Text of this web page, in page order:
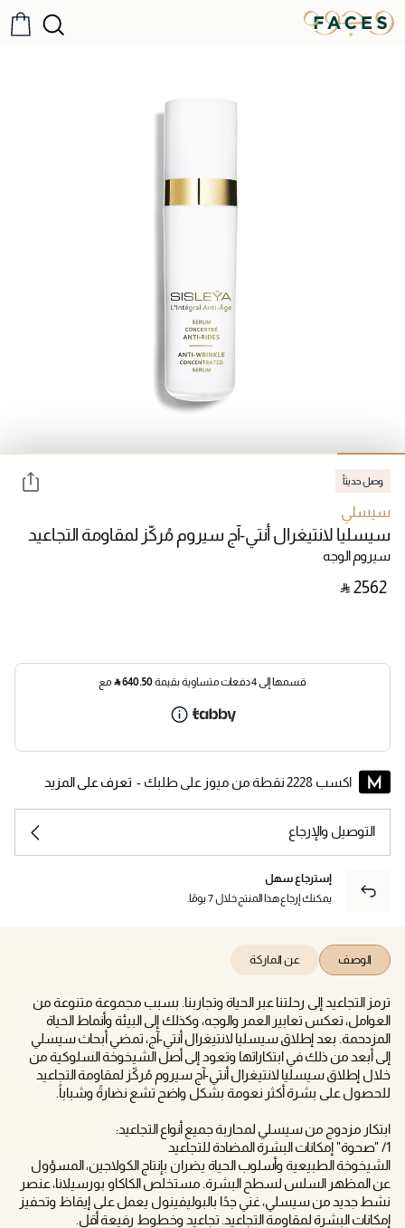
وصل حديثاً
سيسلي
سيسليا لانتيغرال أنتي-آج سيروم مُركّز لمقاومة التجاعيد
سيروم الوجه
‎ ⃁ ⁦2562⁩ ‎
قسمها إلى 4 دفعات متساوية بقيمة 640.50
⃁ مع
اكسب 2228 نقطة من ميوز على طلبك - تعرف على المزيد
التوصيل والإرجاع
إسترجاع سهل
يمكنك إرجاع هذا المنتج خلال 7 يومًا.
الوصف عن الماركة
ترمز التجاعيد إلى رحلتنا عبر الحياة وتجاربنا. بسبب مجموعة متنوعة من
العوامل، تعكس تعابير العمر والوجه، وكذلك إلى البيئة وأنماط الحياة
المزدحمة. بعد إطلاق سيسليا لانتيغرال أنتي-آج، تمضي أبحاث سيسلي
إلى أبعد من ذلك في ابتكاراتها وتعود إلى أصل الشيخوخة السلوكية من
خلال إطلاق سيسليا لانتيغرال أنتي-آج سيروم مُركّز لمقاومة التجاعيد
للحصول على بشرة أكثر نعومة بشكل واضح تشع نضارةً وشباباً.
ابتكار مزدوج من سيسلي لمحاربة جميع أنواع التجاعيد:
1/ "صحوة" إمكانات البشرة المضادة للتجاعيد
الشيخوخة الطبيعية وأسلوب الحياة يضران بإنتاج الكولاجين، المسؤول
عن المظهر السلس لسطح البشرة. مستخلص الكاكاو بورسيلانا، عنصر
نشط جديد من سيسلي، غني جدًا بالبوليفينول يعمل على إيقاظ وتحفيز
إمكانات البشرة لمقاومة التجاعيد. تجاعيد وخطوط رفيعة أقل.